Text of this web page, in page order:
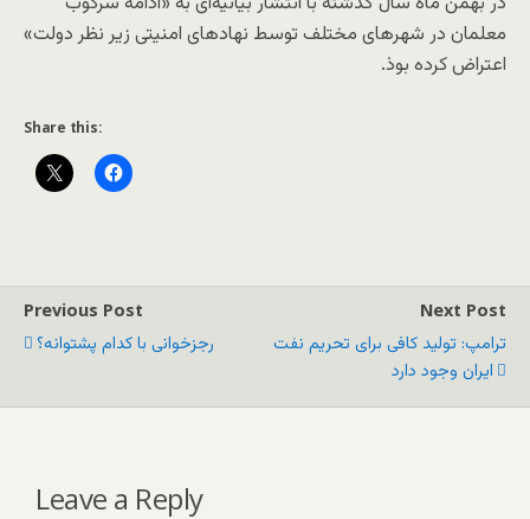
معلمان در شهرهای مختلف توسط نهادهای امنیتی زیر نظر دولت»
اعتراض کرده بوذ.
Share this:
Previous Post
رجزخوانی با کدام پشتوانه؟
Next Post
ترامپ: تولید کافی برای تحریم نفت
ایران وجود دارد
Leave a Reply